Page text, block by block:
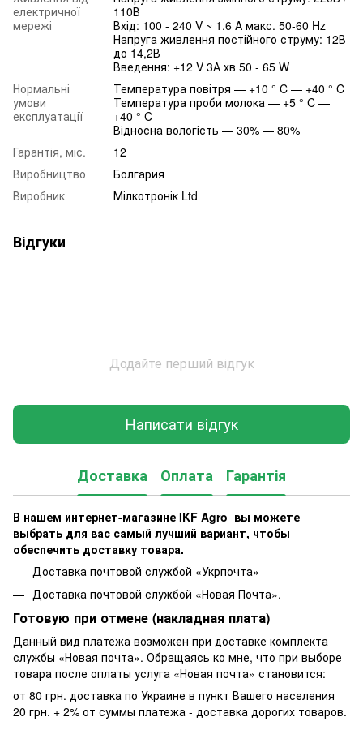
електричної
мережі
110В
Вхід: 100 - 240 V ~ 1.6 A макс. 50-60 Hz
Напруга живлення постійного струму: 12В
до 14,2В
Введення: +12 V 3А хв 50 - 65 W
Нормальні
умови
експлуатації
Температура повітря — +10 ° C — +40 ° C
Температура проби молока — +5 ° C —
+40 ° C
Відносна вологість — 30% — 80%
Гарантія, міс.
12
Виробництво
Болгария
Виробник
Мілкотронік Ltd
Відгуки
Додайте перший відгук
Написати відгук
Доставка Оплата Гарантія
В нашем интернет-магазине IKF Agro вы можете
выбрать для вас самый лучший вариант, чтобы
обеспечить доставку товара.
Доставка почтовой службой «Укрпочта»
Доставка почтовой службой «Новая Почта».
Готовую при отмене (накладная плата)
Данный вид платежа возможен при доставке комплекта
службы «Новая почта». Обращаясь ко мне, что при выборе
товара после оплаты услуга «Новая почта» становится:
от 80 грн. доставка по Украине в пункт Вашего населения
20 грн. + 2% от суммы платежа - доставка дорогих товаров.